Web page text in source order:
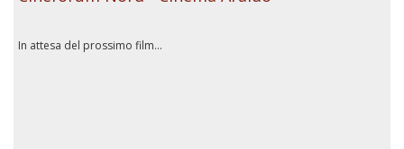
In attesa del prossimo film...